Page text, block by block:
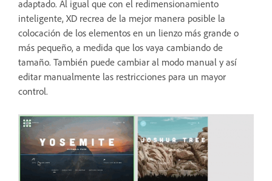
adaptado. Al igual que con el redimensionamiento
inteligente, XD recrea de la mejor manera posible la
colocación de los elementos en un lienzo más grande o
más pequeño, a medida que los vaya cambiando de
tamaño. También puede cambiar al modo manual y así
editar manualmente las restricciones para un mayor
control.